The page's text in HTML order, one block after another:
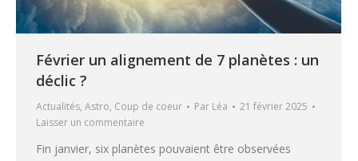
Février un alignement de 7 planètes : un
déclic ?
Actualités, Astro, Coup de coeur Par Léa
21 février 2025
Laisser un commentaire
Fin janvier, six planètes pouvaient être observées